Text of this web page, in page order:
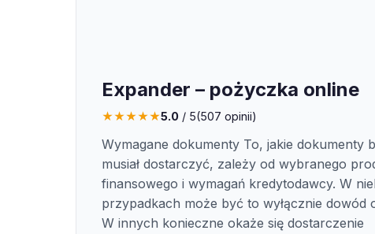
Expander – pożyczka online
★★★★★5.0 / 5(507 opinii)
Wymagane dokumenty To, jakie dokumenty
musiał dostarczyć, zależy od wybranego
finansowego i wymagań kredytodawcy. W
przypadkach może być to wyłącznie dowód
W innych konieczne okaże się dostarczenie